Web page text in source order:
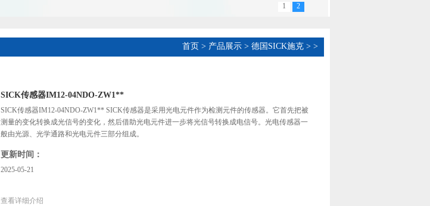
1 2
首页 > 产品展示> 德国SICK施克> >
SICK传感器IM12-04NDO-ZW1**
SICK传感器IM12-04NDO-ZW1** SICK传感器是采用光电元件作为检测元件的传感器。它首先把被
测量的变化转换成光信号的变化，然后借助光电元件进一步将光信号转换成电信号。光电传感器一
般由光源、光学通路和光电元件三部分组成。
更新时间：
2025-05-21
查看详细介绍